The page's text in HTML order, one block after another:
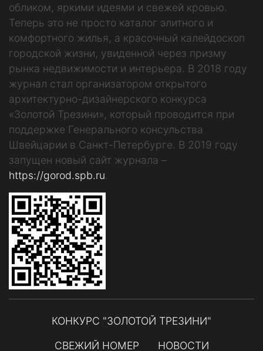
обликом, яркими идеями и свежей кровью.
Теперь это не просто каталог элитного и
комфортного жилья, а красочный калейдоскоп
городской жизни, увиденной через призму
рынка недвижимости и интерьера. В 2018 году
журнал стал организатором открытого
архитектурно-дизайнерского конкурса
«Золотой Трезини», который проводится при
поддержке Генерального консульства
Швейцарии в Санкт-Петербурге. В 2019 году
запущен новый сайт журнала –
https://gorod.spb.ru.
КОНКУРС "ЗОЛОТОЙ ТРЕЗИНИ"
СВЕЖИЙ НОМЕР
НОВОСТИ